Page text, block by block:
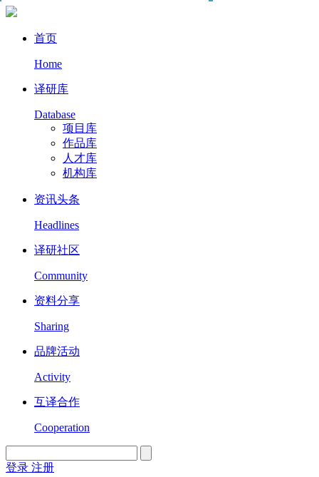
首页
Home
译研库
Database
项目库
作品库
人才库
机构库
资讯头条
Headlines
译研社区
Community
资料分享
Sharing
品牌活动
Activity
互译合作
Cooperation
登录 注册